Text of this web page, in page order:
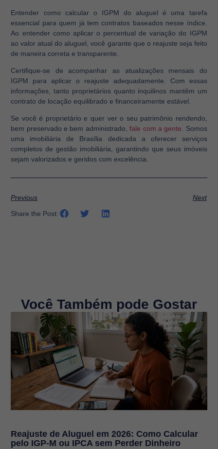
Entender como calcular o IGPM do aluguel é uma tarefa
essencial para quem já tem contratos baseados nesse índice.
Ao entender como aplicar o percentual de variação do IGPM
ao valor atual do aluguel, você garante que o reajuste seja feito
de maneira correta e transparente.
Certifique-se de acompanhar as atualizações mensais do
IGPM para aplicar o reajuste adequadamente. Com essas
informações, tanto proprietários quanto inquilinos mantêm um
contrato de locação equilibrado e financeiramente estável.
Se você é proprietário e quer ver o seu patrimônio rendendo,
bem preservado e bem administrado,fale com a gente. Somos
uma imobiliária de Brasília dedicada a oferecer serviços
completos de gestão imobiliária, garantindo que seus imóveis
sejam valorizados e geridos com excelência.
Previous Next
Share the Post:
Você Também pode Gostar
Reajuste de Aluguel em 2026: Como Calcular
pelo IGP-M ou IPCA sem Perder Dinheiro